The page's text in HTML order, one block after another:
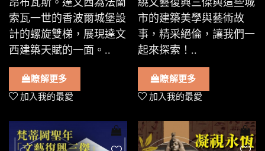
昂布瓦斯。達文西為法蘭
索瓦一世的香波爾城堡設
計的螺旋雙梯，展現達文
西建築天賦的一面。..
瞭解更多
加入我的最愛
繞文藝復興三傑與這些城
市的建築美學與藝術故
事，精采絕倫，讓我們一
起來探索！..
瞭解更多
加入我的最愛